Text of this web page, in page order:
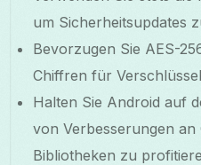
um Sicherheitsupdates
Bevorzugen Sie AES-
Chiffren für
Halten Sie Android auf
von Verbesserungen
Bibliotheken zu